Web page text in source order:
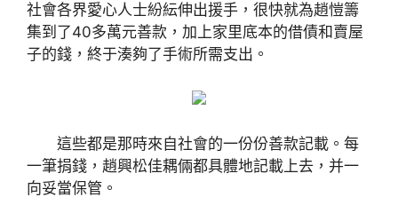
社會各界愛心人士紛紜伸出援手，很快就為趙愷籌
集到了40多萬元善款，加上家里底本的借債和賣屋
子的錢，終于湊夠了手術所需支出。
這些都是那時來自社會的一份份善款記載。每
一筆捐錢，趙興松佳耦倆都具體地記載上去，并一
向妥當保管。